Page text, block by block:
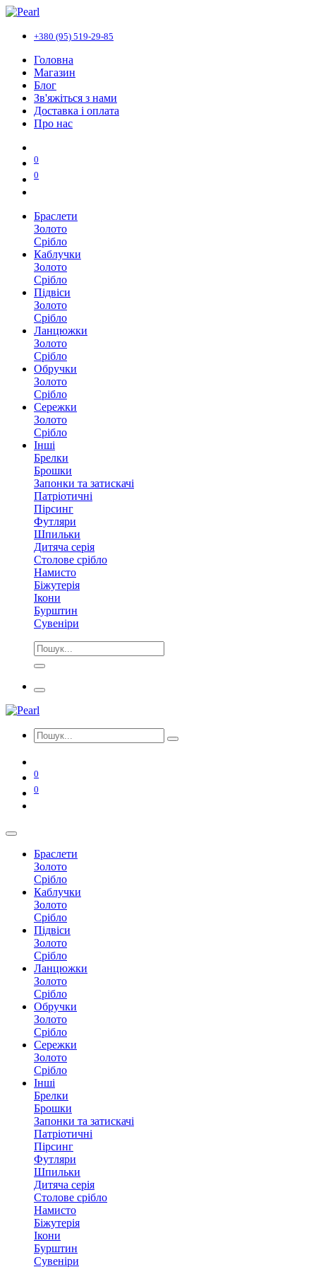
+380 (95) 519-29-85
Головна
Магазин
Блог
Зв'яжіться з нами
Доставка і оплата
Про нас
0
0
Браслети
Золото
Срібло
Каблучки
Золото
Срібло
Підвіси
Золото
Срібло
Ланцюжки
Золото
Срібло
Обручки
Золото
Срібло
Сережки
Золото
Срібло
Інші
Брелки
Брошки
Запонки та затискачі
Патріотичні
Пірсинг
Футляри
Шпильки
Дитяча серія
Столове срібло
Намисто
Біжутерія
Ікони
Бурштин
Сувеніри
0
0
Браслети
Золото
Срібло
Каблучки
Золото
Срібло
Підвіси
Золото
Срібло
Ланцюжки
Золото
Срібло
Обручки
Золото
Срібло
Сережки
Золото
Срібло
Інші
Брелки
Брошки
Запонки та затискачі
Патріотичні
Пірсинг
Футляри
Шпильки
Дитяча серія
Столове срібло
Намисто
Біжутерія
Ікони
Бурштин
Сувеніри